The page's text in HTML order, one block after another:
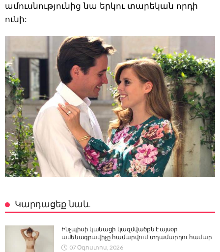
ամուսնությունից նա երկու տարեկան որդի
ունի:
Կարդացեք նաև
Ինչպիսի կանացի կազմվածքն է այսօր
ամենագրավիչը համարվում տղամարդու համար
07 Օգոստոս, 2026